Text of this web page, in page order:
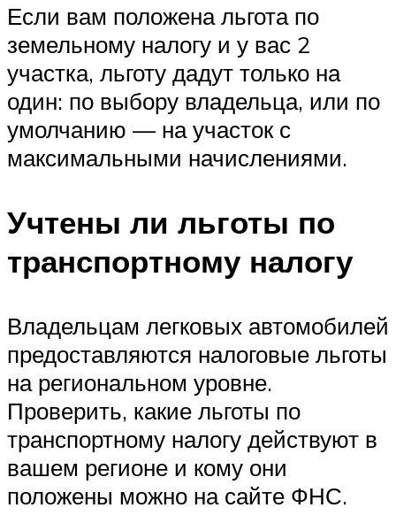
Если вам положена льгота по
земельному налогу и у вас 2
участка, льготу дадут только на
один: по выбору владельца, или по
умолчанию — на участок с
максимальными начислениями.
Учтены ли льготы по
транспортному налогу
Владельцам легковых автомобилей
предоставляются налоговые льготы
на региональном уровне.
Проверить, какие льготы по
транспортному налогу действуют в
вашем регионе и кому они
положены можно на сайте ФНС.